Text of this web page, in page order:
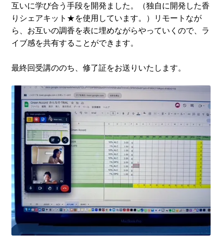
互いに学び合う手段を開発ました。（独自に開発した香
りシェアキット★を使用しています。）リモートなが
ら、お互いの調香を表に埋めながらやっていくので、ラ
イブ感を共有することができます。
最終回受講ののち、修了証をお送りいたします。